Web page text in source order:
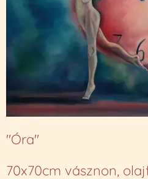
"Óra"
70x70cm vásznon,